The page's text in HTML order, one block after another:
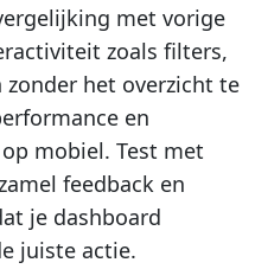
met vorige
zoals filters,
het overzicht te
en
mobiel. Test met
feedback en
je dashboard
juiste actie.